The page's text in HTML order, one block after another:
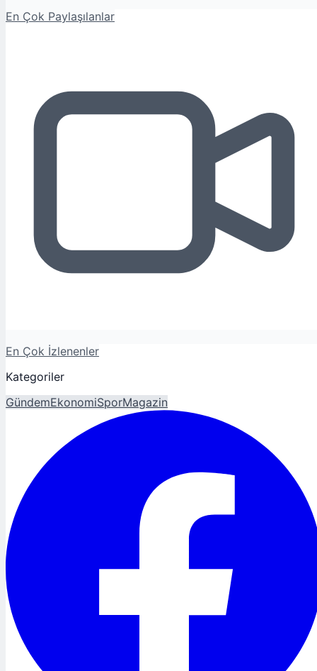
En Çok Paylaşılanlar
En Çok İzlenenler
Kategoriler
GündemEkonomiSporMagazin